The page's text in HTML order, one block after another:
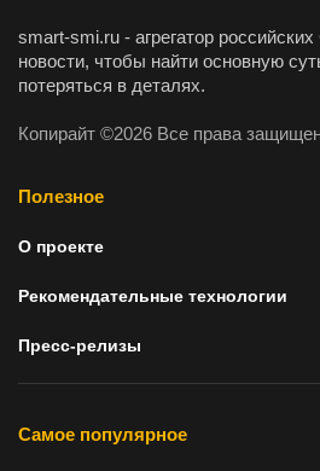
smart-smi.ru - агрегатор
новости, чтобы найти основную
потеряться в деталях.
Копирайт ©2026 Все права
Полезное
О проекте
Рекомендательные технологии
Пресс-релизы
Самое популярное